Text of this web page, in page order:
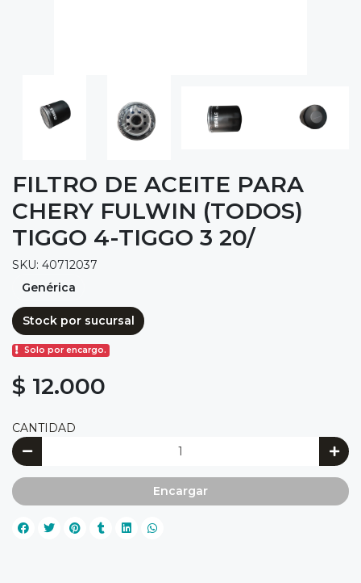
FILTRO DE ACEITE PARA
CHERY FULWIN (TODOS)
TIGGO 4-TIGGO 3 20/
SKU: 40712037
Genérica
Stock por sucursal
Solo por encargo.
$ 12.000
CANTIDAD
Encargar